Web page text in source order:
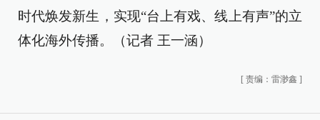
时代焕发新生，实现“台上有戏、线上有声”的立
体化海外传播。（记者 王一涵）
[ 责编：雷渺鑫 ]